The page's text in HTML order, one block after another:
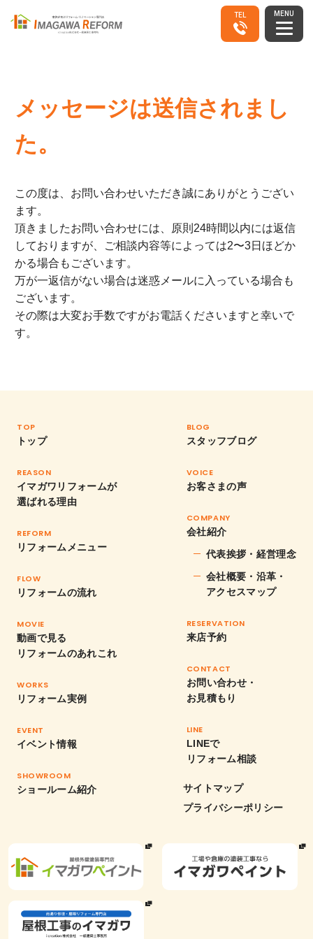
TEL MENU
メッセージは送信されまし
た。
この度は、お問い合わせいただき誠にありがとうござい
ます。
頂きましたお問い合わせには、原則24時間以内には返信
しておりますが、ご相談内容等によっては2〜3日ほどか
かる場合もございます。
万が一返信がない場合は迷惑メールに入っている場合も
ございます。
その際は大変お手数ですがお電話くださいますと幸いで
す。
TOP
トップ
REASON
イマガワリフォームが
選ばれる理由
REFORM
リフォームメニュー
FLOW
リフォームの流れ
MOVIE
動画で見る
リフォームのあれこれ
WORKS
リフォーム実例
EVENT
イベント情報
SHOWROOM
ショールーム紹介
BLOG
スタッフブログ
VOICE
お客さまの声
COMPANY
会社紹介
代表挨拶・経営理念
会社概要・沿革・
アクセスマップ
RESERVATION
来店予約
CONTACT
お問い合わせ・
お見積もり
LINE
LINEで
リフォーム相談
サイトマップ
プライバシーポリシー